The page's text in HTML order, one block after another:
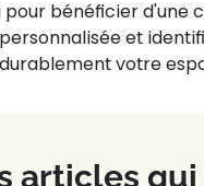
pour bénéficier d'une
et
votre
articles qui